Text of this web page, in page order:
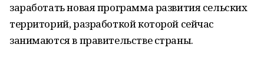
заработать новая программа развития сельских
территорий, разработкой которой сейчас
занимаются в правительстве страны.